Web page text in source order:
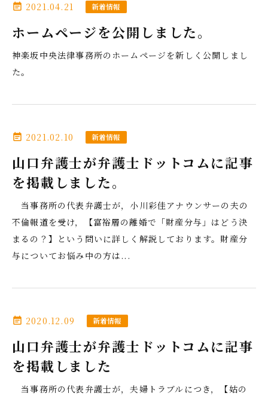
event_note 2021.04.21 新着情報
ホームページを公開しました。
神楽坂中央法律事務所のホームページを新しく公開しまし
た。
event_note 2021.02.10 新着情報
山口弁護士が弁護士ドットコムに記事
を掲載しました。
当事務所の代表弁護士が，小川彩佳アナウンサーの夫の
不倫報道を受け，【富裕層の離婚で「財産分与」はどう決
まるの？】という問いに詳しく解説しております。財産分
与についてお悩み中の方は...
event_note 2020.12.09 新着情報
山口弁護士が弁護士ドットコムに記事
を掲載しました
当事務所の代表弁護士が，夫婦トラブルにつき，【姑の